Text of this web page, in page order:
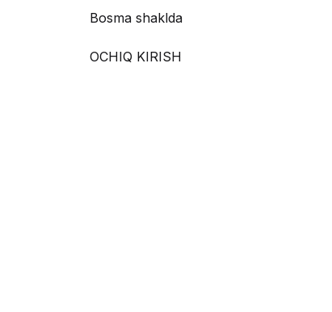
Bosma shaklda
OCHIQ KIRISH